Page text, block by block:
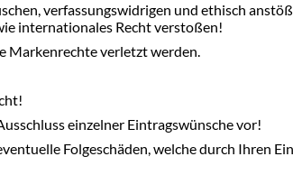
verfassungswidrigen und ethisch
internationales Recht verstoßen!
Markenrechte verletzt werden.
einzelner Eintragswünsche vor!
Folgeschäden, welche durch Ihren